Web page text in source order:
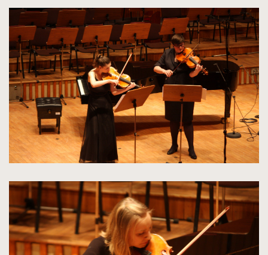
spowoduje
powiększenie
zdjęcia
do
rozmiarów
oryginalnych
spowoduje
powiększenie
zdjęcia
do
rozmiarów
oryginalnych